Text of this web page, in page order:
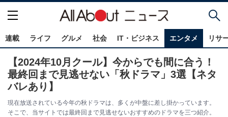
連載 ライフ グルメ 社会 IT・ビジネス エンタメ リサ
【2024年10月クール】今からでも間に合う！
最終回まで見逃せない「秋ドラマ」3選【ネタ
バレあり】
現在放送されている今年の秋ドラマは、多くが中盤に差し掛かっています。
そこで、当サイトでは最終回まで見逃せないおすすめのドラマを三つ紹介。